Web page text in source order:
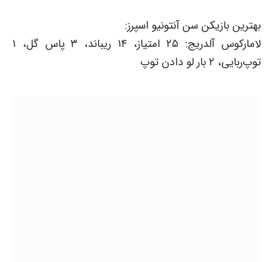
بهترین بازیکن سن آنتونیو اسپرز:
لامارکوس آلدریج: ۲۵ امتیاز، ۱۴ ریباند، ۳ پاس گل، ۱
توپ‌ربایی، ۲ بار لو دادن توپ